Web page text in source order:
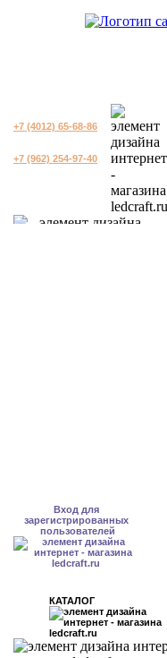
+7 (4012) 65-68-86
+7 (962) 254-97-40
Вход для
зарегистрированных
пользователей
КАТАЛОГ